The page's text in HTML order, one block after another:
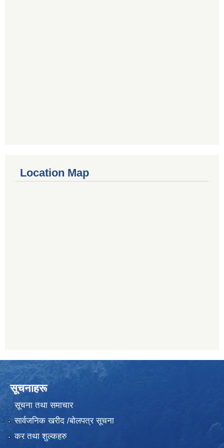
Location Map
सूचनाहरू
सूचना तथा समाचार
सार्वजनिक खरीद /बोलपत्र सूचना
कर तथा शुल्कहरु